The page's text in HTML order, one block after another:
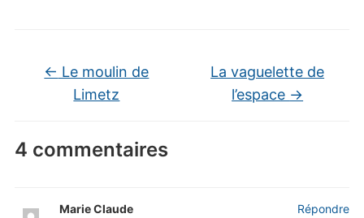
← Le moulin de
Limetz
La vaguelette de
l’espace →
4 commentaires
Marie Claude
Répondre